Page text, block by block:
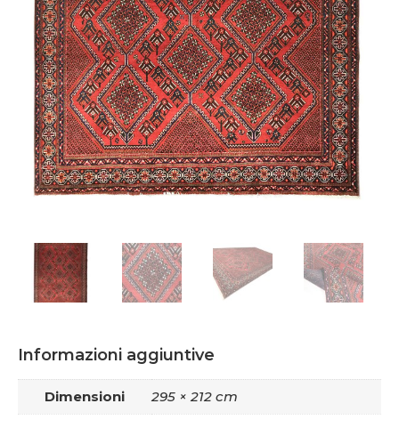
Informazioni aggiuntive
Dimensioni 295 × 212 cm